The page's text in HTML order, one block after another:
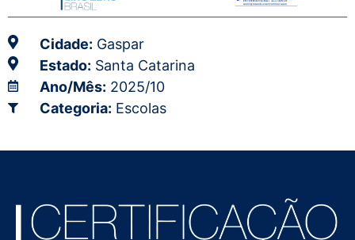
Cidade: Gaspar
Estado: Santa Catarina
Ano/Mês: 2025/10
Categoria: Escolas